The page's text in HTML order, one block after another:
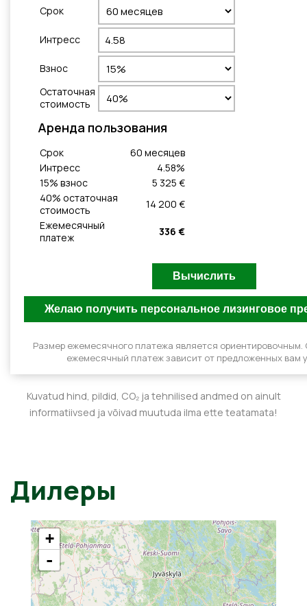
Cрок
Интресс
Взнос
Остаточная
стоимость
Aренда пользования
Cрок 60 месяцeв
Интресс
4.58%
15% взнос
5 325 €
40% остаточная
стоимость
14 200 €
Ежемесячный
платеж
336 €
Размер ежемесячного платежа является
ежемесячный платеж зависит от предложенных вам
Kuvatud hind, pildid, CO₂ ja tehnilised andmed on ainult
informatiivsed ja võivad muutuda ilma ette teatamata!
Дилеры
+
-